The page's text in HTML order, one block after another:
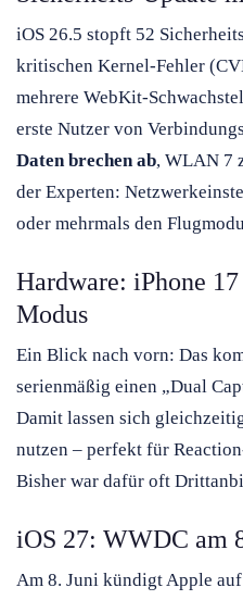
iOS 26.5 stopft 52
kritischen Kernel-Fehler
mehrere WebKit-
erste Nutzer von
Daten brechen ab, WLAN 7
der Experten:
oder mehrmals den
Hardware: iPhone
Modus
Ein Blick nach vorn: Das
serienmäßig einen „Dual
Damit lassen sich
nutzen – perfekt für
Bisher war dafür oft
iOS 27: WWDC am
Am 8. Juni kündigt Apple